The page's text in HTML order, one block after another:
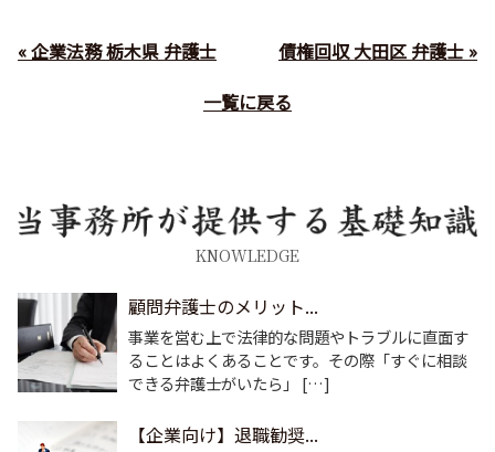
« 企業法務 栃木県 弁護士
債権回収 大田区 弁護士 »
一覧に戻る
KNOWLEDGE
顧問弁護士のメリット...
事業を営む上で法律的な問題やトラブルに直面す
ることはよくあることです。その際「すぐに相談
できる弁護士がいたら」 […]
【企業向け】退職勧奨...